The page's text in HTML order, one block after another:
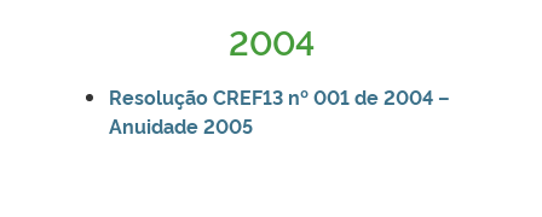
2004
Resolução CREF13 nº 001 de 2004 –
Anuidade 2005